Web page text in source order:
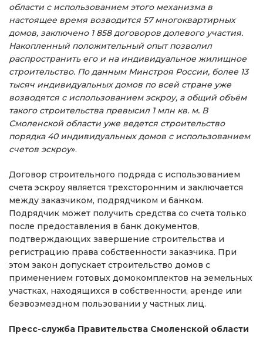
области с использованием этого механизма в
настоящее время возводится 57 многоквартирных
домов, заключено 1 858 договоров долевого участия.
Накопленный положительный опыт позволил
распространить его и на индивидуальное жилищное
строительство. По данным Минстроя России, более 13
тысяч индивидуальных домов по всей стране уже
возводятся с использованием эскроу, а общий объём
такого строительства превысил 1 млн кв. м. В
Смоленской области уже ведется строительство
порядка 40 индивидуальных домов с использованием
счетов эскроу».
Договор строительного подряда с использованием
счета эскроу является трехсторонним и заключается
между заказчиком, подрядчиком и банком.
Подрядчик может получить средства со счета только
после предоставления в банк документов,
подтверждающих завершение строительства и
регистрацию права собственности заказчика. При
этом закон допускает строительство домов с
применением готовых домокомплектов на земельных
участках, находящихся в собственности, аренде или
безвозмездном пользовании у частных лиц.
Пресс-служба Правительства Смоленской области